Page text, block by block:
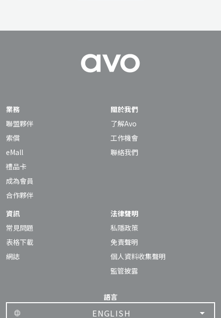
業務
聯盟夥伴
索償
eMall
禮品卡
成為會員
合作夥伴
關於我們
了解Avo
工作機會
聯絡我們
資訊
常見問題
表格下載
網誌
法律聲明
私隱政策
免責聲明
個人資料收集聲明
監管披露
語言
ENGLISH